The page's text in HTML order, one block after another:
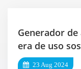
Generador
era de uso
23 Aug 2024